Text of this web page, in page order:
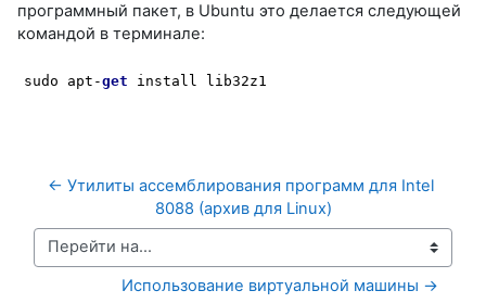
программный пакет, в Ubuntu это делается следующей
командой в терминале:
sudo apt-get install lib32z1
← Утилиты ассемблирования программ для Intel
8088 (архив для Linux)
Перейти на...
Использование виртуальной машины →